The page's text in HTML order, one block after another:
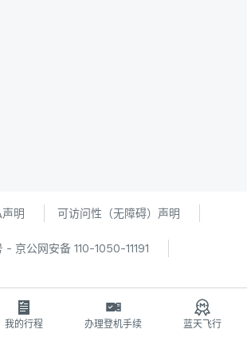
声明
可访问性（无障碍）声明
- 京公网安备 110-1050-11191
我的行程 办理登机手续 蓝天飞行